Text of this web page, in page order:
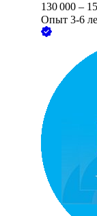
130 000 –
Опыт 3-6